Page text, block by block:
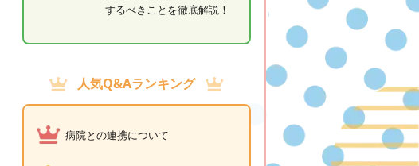
するべきことを徹底解説！
人気Q&Aランキング
病院との連携について